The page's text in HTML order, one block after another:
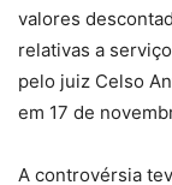
valores
relativas a
pelo juiz Celso
em 17 de
A controvérsia